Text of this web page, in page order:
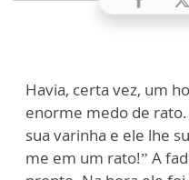
Havia, certa vez, um
enorme medo de
sua varinha e ele lhe
me em um rato!” A